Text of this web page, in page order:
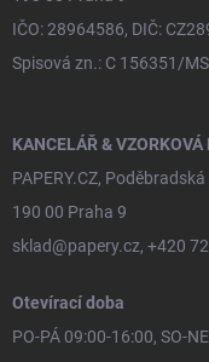
IČO: 28964586, DIČ:
Spisová zn.: C 156351/
KANCELÁŘ & VZORKOVÁ
PAPERY.CZ,
190 00 Praha 9
sklad@papery.cz, +420
Otevírací doba
PO-PÁ 09:00-16:00, SO-